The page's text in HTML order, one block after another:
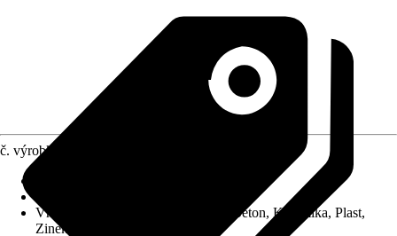
č. výrobku
Vhodné pro podklad
Dřevo, Kov, Beton, Keramika, Plast,
Zinek